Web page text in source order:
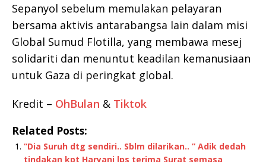
Sepanyol sebelum memulakan pelayaran
bersama aktivis antarabangsa lain dalam misi
Global Sumud Flotilla, yang membawa mesej
solidariti dan menuntut keadilan kemanusiaan
untuk Gaza di peringkat global.
Kredit – OhBulan & Tiktok
Related Posts:
“Dia Suruh dtg sendiri.. Sblm dilarikan.. ” Adik dedah
tindakan kpt Haryani lps terima Surat semasa